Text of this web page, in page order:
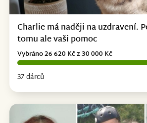
Charlie má naději na uzdravení.
tomu ale vaši pomoc
37 dárců
Vybráno 26 620 Kč z 30 000 Kč